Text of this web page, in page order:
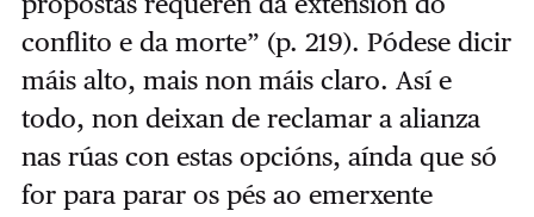
conflito e da morte” (p. 219). Pódese dicir
máis alto, mais non máis claro. Así e
todo, non deixan de reclamar a alianza
nas rúas con estas opcións, aínda que só
for para parar os pés ao emerxente